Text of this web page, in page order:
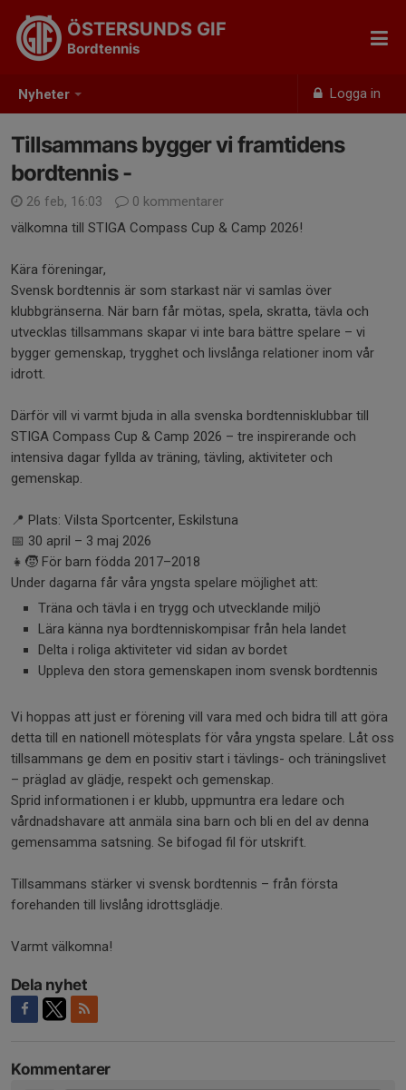
Nyheter Logga in
ÖSTERSUNDS GIF
Bordtennis
Tillsammans bygger vi framtidens
bordtennis -
26 feb, 16:03
0 kommentarer
välkomna till STIGA Compass Cup & Camp 2026!
Kära föreningar,
Svensk bordtennis är som starkast när vi samlas över
klubbgränserna. När barn får mötas, spela, skratta, tävla och
utvecklas tillsammans skapar vi inte bara bättre spelare – vi
bygger gemenskap, trygghet och livslånga relationer inom vår
idrott.
Därför vill vi varmt bjuda in alla svenska bordtennisklubbar till
STIGA Compass Cup & Camp 2026 – tre inspirerande och
intensiva dagar fyllda av träning, tävling, aktiviteter och
gemenskap.
📍 Plats: Vilsta Sportcenter, Eskilstuna
📅 30 april – 3 maj 2026
👧🧒 För barn födda 2017–2018
Under dagarna får våra yngsta spelare möjlighet att:
Träna och tävla i en trygg och utvecklande miljö
Lära känna nya bordtenniskompisar från hela landet
Delta i roliga aktiviteter vid sidan av bordet
Uppleva den stora gemenskapen inom svensk bordtennis
Vi hoppas att just er förening vill vara med och bidra till att göra
detta till en nationell mötesplats för våra yngsta spelare. Låt oss
tillsammans ge dem en positiv start i tävlings- och träningslivet
– präglad av glädje, respekt och gemenskap.
Sprid informationen i er klubb, uppmuntra era ledare och
vårdnadshavare att anmäla sina barn och bli en del av denna
gemensamma satsning. Se bifogad fil för utskrift.
Tillsammans stärker vi svensk bordtennis – från första
forehanden till livslång idrottsglädje.
Varmt välkomna!
Dela nyhet
Kommentarer